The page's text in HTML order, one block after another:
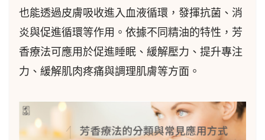
也能透過皮膚吸收進入血液循環，發揮抗菌、消
炎與促進循環等作用。依據不同精油的特性，芳
香療法可應用於促進睡眠、緩解壓力、提升專注
力、緩解肌肉疼痛與調理肌膚等方面。